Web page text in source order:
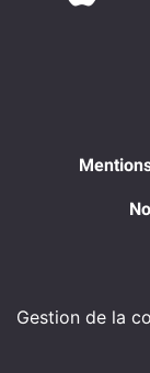
Gestion de la